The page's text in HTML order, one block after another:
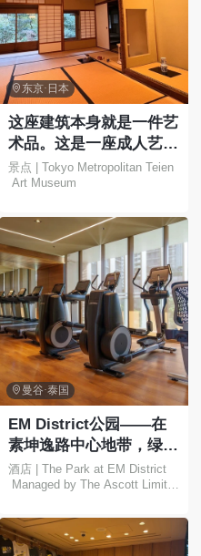
 东京·日本
这座建筑本身就是一件艺
术品。这是一座成人艺术
博物馆，您可以在这里欣
赏花园和美丽的建筑。
景点 | Tokyo Metropolitan Teien
Art Museum
 曼谷·泰国
EM District公园——在
素坤逸路中心地带，绿树
环绕，尽享都市繁华，放
松身心🍃✨
酒店 | The Park at EM District
Managed by The Ascott Limite